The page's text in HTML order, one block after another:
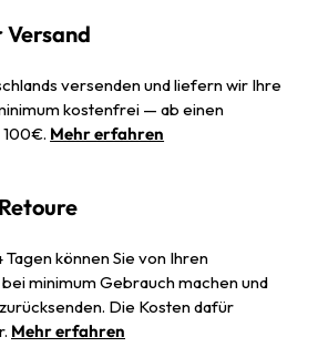
Versand
versenden und liefern wir Ihre
kostenfrei — ab einen
Mehr erfahren
Tagen können Sie von Ihren
minimum Gebrauch machen und
Die Kosten dafür
Mehr erfahren